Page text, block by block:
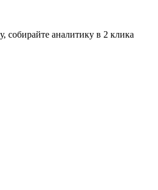
собирайте аналитику в 2 клика